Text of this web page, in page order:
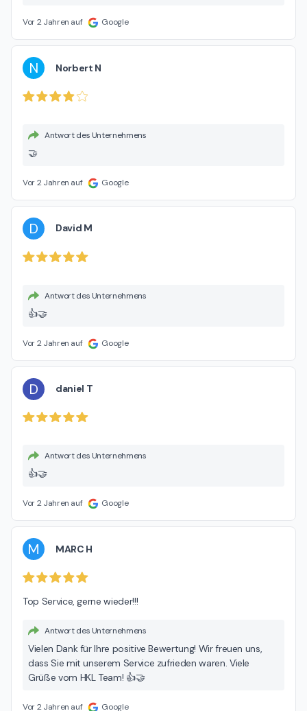
Vor 2 Jahren auf Google
N Norbert N
Antwort des Unternehmens
🤝
Vor 2 Jahren auf Google
D David M
Antwort des Unternehmens
👍🤝
Vor 2 Jahren auf Google
D daniel T
Antwort des Unternehmens
👍🤝
Vor 2 Jahren auf Google
M MARC H
Top Service, gerne wieder!!!
Antwort des Unternehmens
Vielen Dank für Ihre positive Bewertung! Wir freuen uns,
dass Sie mit unserem Service zufrieden waren. Viele
Grüße vom HKL Team! 👍🤝
Vor 2 Jahren auf Google